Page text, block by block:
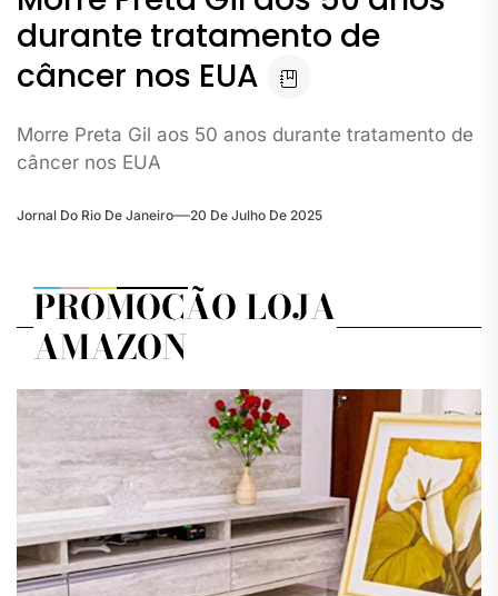
durante tratamento de
câncer nos EUA
Morre Preta Gil aos 50 anos durante tratamento de
câncer nos EUA
Jornal Do Rio De Janeiro 20 De Julho De 2025
PROMOÇÃO LOJA
AMAZON